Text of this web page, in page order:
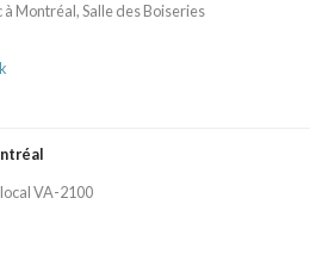
Montréal, Salle des Boiseries
VA-2100